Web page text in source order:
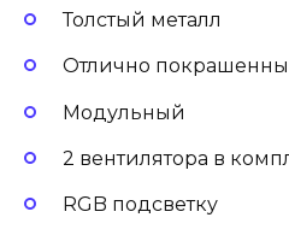
Толстый металл
Отлично
Модульный
2 вентилятора в
RGB подсветку